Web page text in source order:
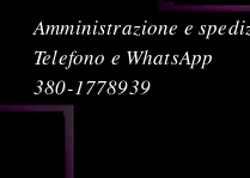
Amministrazione e
Telefono e WhatsApp
380-1778939